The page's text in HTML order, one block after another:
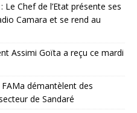
Chef de l’Etat présente ses
Camara et se rend au
Assimi Goïta a reçu ce mardi
démantèlent des
de Sandaré